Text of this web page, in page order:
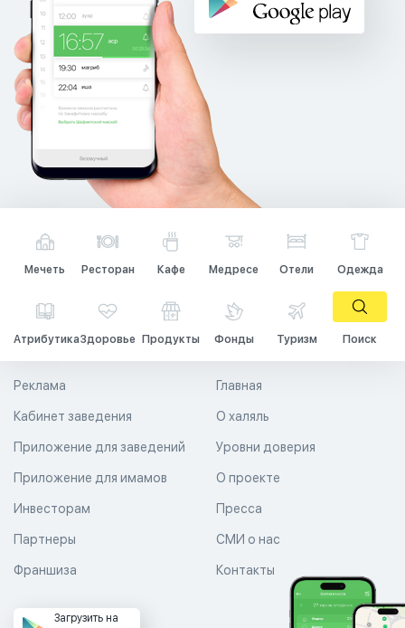
Мечеть Ресторан Кафе Медресе Отели Одежда
АтрибутикаЗдоровье Продукты Фонды Туризм Поиск
Главная
О халяль
Уровни доверия
Реклама
Кабинет заведения
Приложение для заведений
Приложение для имамов О проекте
Пресса
СМИ о нас
Контакты
Инвесторам
Партнеры
Франшиза
Загрузить на